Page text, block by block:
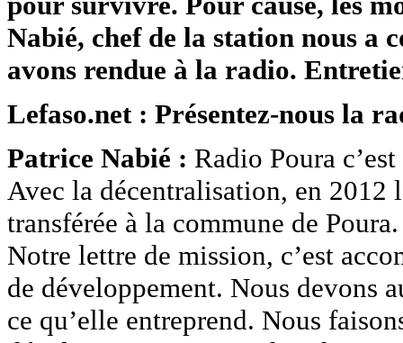
Nabié, chef de la station nous a
avons rendue à la radio.
Lefaso.net : Présentez-nous la
Patrice Nabié : Radio Poura
Avec la décentralisation, en 2012
transférée à la commune de
Notre lettre de mission, c’est
de développement. Nous devons
ce qu’elle entreprend. Nous